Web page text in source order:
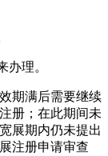
办理。
期满后需要继续
册；在此期间未
展期内仍未提出
注册申请审查